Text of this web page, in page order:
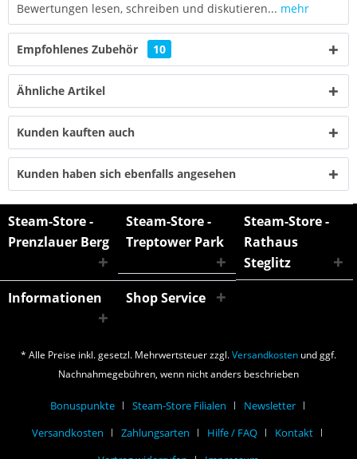
Bewertungen lesen, schreiben und diskutieren... mehr
Empfohlenes Zubehör 10
Ähnliche Artikel
Kunden kauften auch
Kunden haben sich ebenfalls angesehen
Steam-Store -
Prenzlauer Berg
Steam-Store -
Treptower Park
Steam-Store -
Rathaus
Steglitz
Informationen
Shop Service
* Alle Preise inkl. gesetzl. Mehrwertsteuer zzgl.Versandkosten und ggf.
Nachnahmegebühren, wenn nicht anders beschrieben
Bonuspunkte Steam-Store Filialen
Newsletter
Versandkosten
Zahlungsarten Hilfe / FAQ
Kontakt